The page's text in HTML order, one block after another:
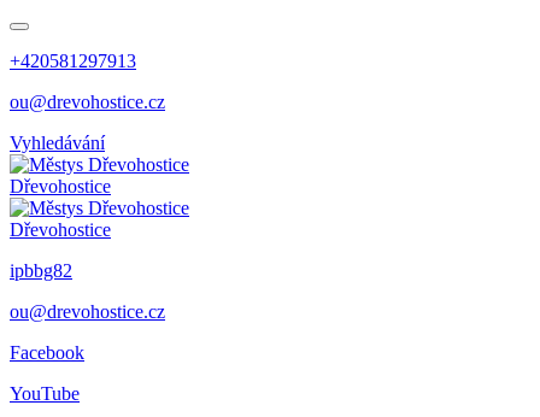
+420581297913
ou@drevohostice.cz
Vyhledávání
Dřevohostice
Dřevohostice
ipbbg82
ou@drevohostice.cz
Facebook
YouTube